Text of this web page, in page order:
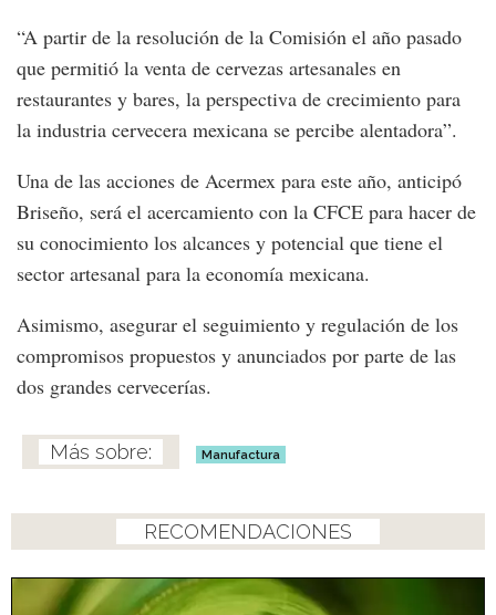
“A partir de la resolución de la Comisión el año pasado
que permitió la venta de cervezas artesanales en
restaurantes y bares, la perspectiva de crecimiento para
la industria cervecera mexicana se percibe alentadora”.
Una de las acciones de Acermex para este año, anticipó
Briseño, será el acercamiento con la CFCE para hacer de
su conocimiento los alcances y potencial que tiene el
sector artesanal para la economía mexicana.
Asimismo, asegurar el seguimiento y regulación de los
compromisos propuestos y anunciados por parte de las
dos grandes cervecerías.
Manufactura
RECOMENDACIONES